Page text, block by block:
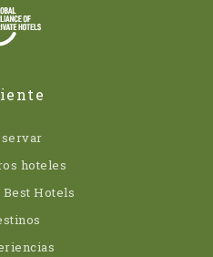
hoteles
Best Hotels